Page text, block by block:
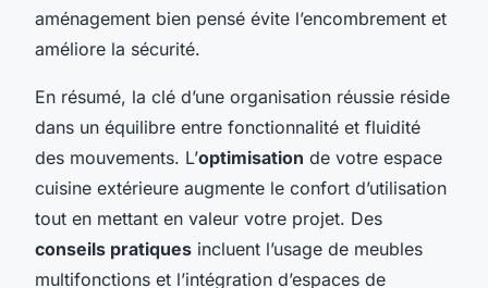
aménagement bien pensé évite l’encombrement et
améliore la sécurité.
En résumé, la clé d’une organisation réussie réside
dans un équilibre entre fonctionnalité et fluidité
des mouvements. L’optimisation de votre espace
cuisine extérieure augmente le confort d’utilisation
tout en mettant en valeur votre projet. Des
conseils pratiques incluent l’usage de meubles
multifonctions et l’intégration d’espaces de